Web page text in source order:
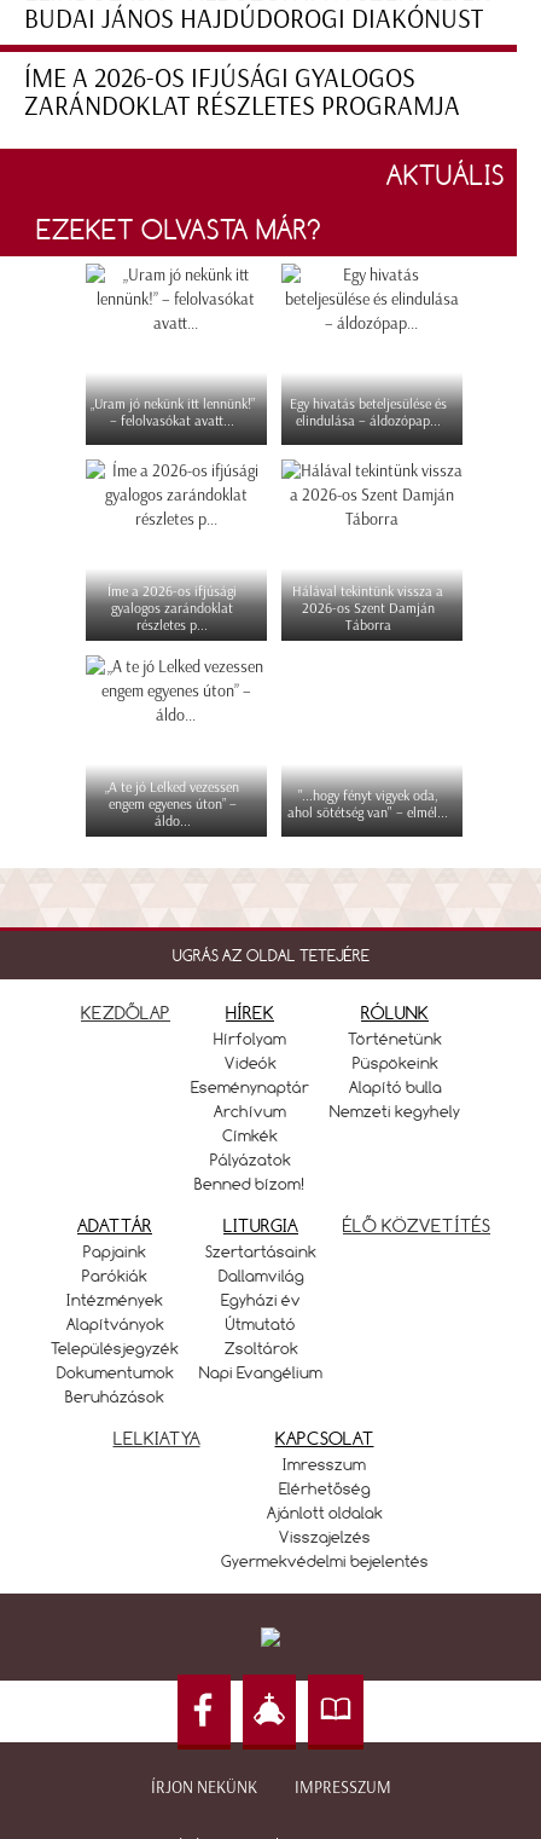
BUDAI JÁNOS HAJDÚDOROGI DIAKÓNUST
ÍME A 2026-OS IFJÚSÁGI GYALOGOS
ZARÁNDOKLAT RÉSZLETES PROGRAMJA
AKTUÁLIS
EZEKET OLVASTA MÁR?
„Uram jó nekünk itt lennünk!”
– felolvasókat avatt...
Egy hivatás beteljesülése és
elindulása – áldozópap...
Íme a 2026-os ifjúsági
gyalogos zarándoklat
részletes p...
Hálával tekintünk vissza a
2026-os Szent Damján
Táborra
„A te jó Lelked vezessen
engem egyenes úton” –
áldo...
"...hogy fényt vigyek oda,
ahol sötétség van" – elmél...
UGRÁS AZ OLDAL TETEJÉRE
KEZDŐLAP HÍREK
Hírfolyam
Videók
Eseménynaptár
Archívum
Címkék
Pályázatok
Benned bízom!
RÓLUNK
Történetünk
Püspökeink
Alapító bulla
Nemzeti kegyhely
ADATTÁR
Papjaink
Parókiák
Intézmények
Alapítványok
Településjegyzék
Dokumentumok
Beruházások
LITURGIA
Szertartásaink
Dallamvilág
Egyházi év
Útmutató
Zsoltárok
Napi Evangélium
ÉLŐ KÖZVETÍTÉS
LELKIATYA KAPCSOLAT
Imresszum
Elérhetőség
Ajánlott oldalak
Visszajelzés
Gyermekvédelmi bejelentés
ÍRJON NEKÜNK IMPRESSZUM